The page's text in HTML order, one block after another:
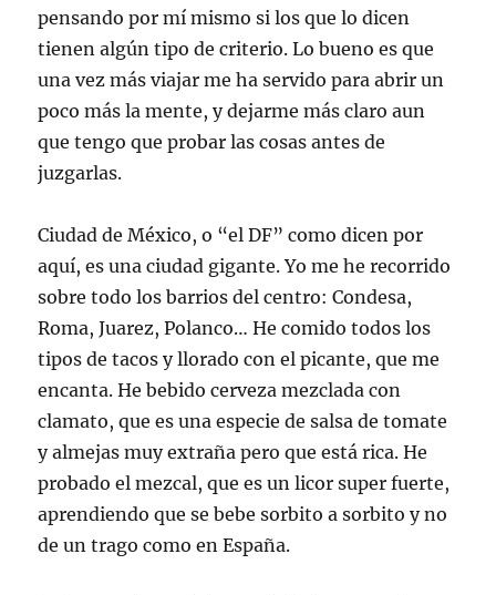
pensando por mí mismo si los que lo dicen
tienen algún tipo de criterio. Lo bueno es que
una vez más viajar me ha servido para abrir un
poco más la mente, y dejarme más claro aun
que tengo que probar las cosas antes de
juzgarlas.
Ciudad de México, o “el DF” como dicen por
aquí, es una ciudad gigante. Yo me he recorrido
sobre todo los barrios del centro: Condesa,
Roma, Juarez, Polanco… He comido todos los
tipos de tacos y llorado con el picante, que me
encanta. He bebido cerveza mezclada con
clamato, que es una especie de salsa de tomate
y almejas muy extraña pero que está rica. He
probado el mezcal, que es un licor super fuerte,
aprendiendo que se bebe sorbito a sorbito y no
de un trago como en España.